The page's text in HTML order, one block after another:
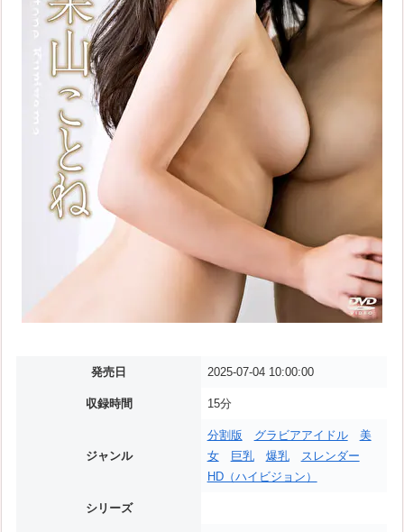
発売日 2025-07-04 10:00:00
収録時間 15分
ジャンル
分割版 グラビアアイドル
美
女
巨乳 爆乳
スレンダー
HD（ハイビジョン）
シリーズ